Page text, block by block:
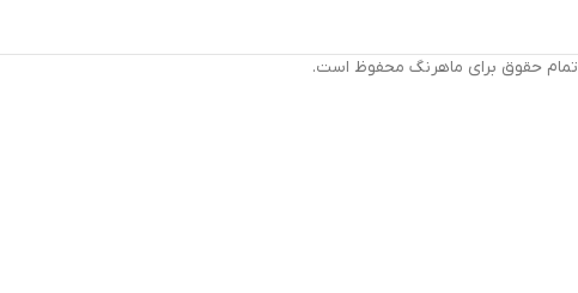
تمام حقوق برای ماهرنگ محفوظ است.